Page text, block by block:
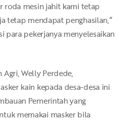
roda mesin jahit kami tetap
tetap mendapat penghasilan,”
para pekerjanya menyelesaikan
Agri, Welly Perdede,
kain kepada desa-desa ini
Pemerintah yang
memakai masker bila